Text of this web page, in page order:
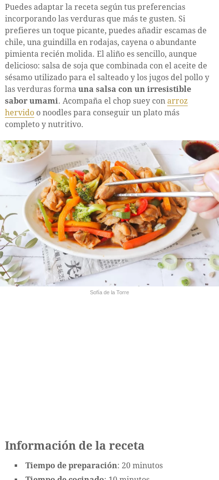
Puedes adaptar la receta según tus preferencias
incorporando las verduras que más te gusten. Si
prefieres un toque picante, puedes añadir escamas de
chile, una guindilla en rodajas, cayena o abundante
pimienta recién molida. El aliño es sencillo, aunque
delicioso: salsa de soja que combinada con el aceite de
sésamo utilizado para el salteado y los jugos del pollo y
las verduras forma una salsa con un irresistible
sabor umami. Acompaña el chop suey con arroz
hervido o noodles para conseguir un plato más
completo y nutritivo.
Sofía de la Torre
Información de la receta
Tiempo de preparación: 20 minutos